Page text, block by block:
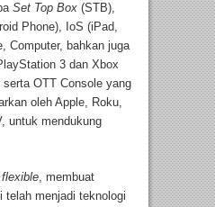
Set Top Box (STB),
Phone), IoS (iPad,
Computer, bahkan juga
3 dan Xbox
OTT Console yang
oleh Apple, Roku,
untuk mendukung
flexible, membuat
telah menjadi teknologi